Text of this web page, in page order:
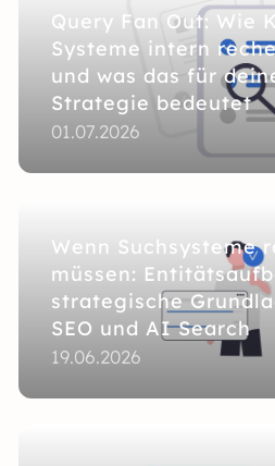
Query Fan Out: Wie
Systeme intern
und was das für
Strategie bedeutet
01.07.2026
Wenn Suchsysteme
müssen:
strategische
SEO und AI Search
19.06.2026